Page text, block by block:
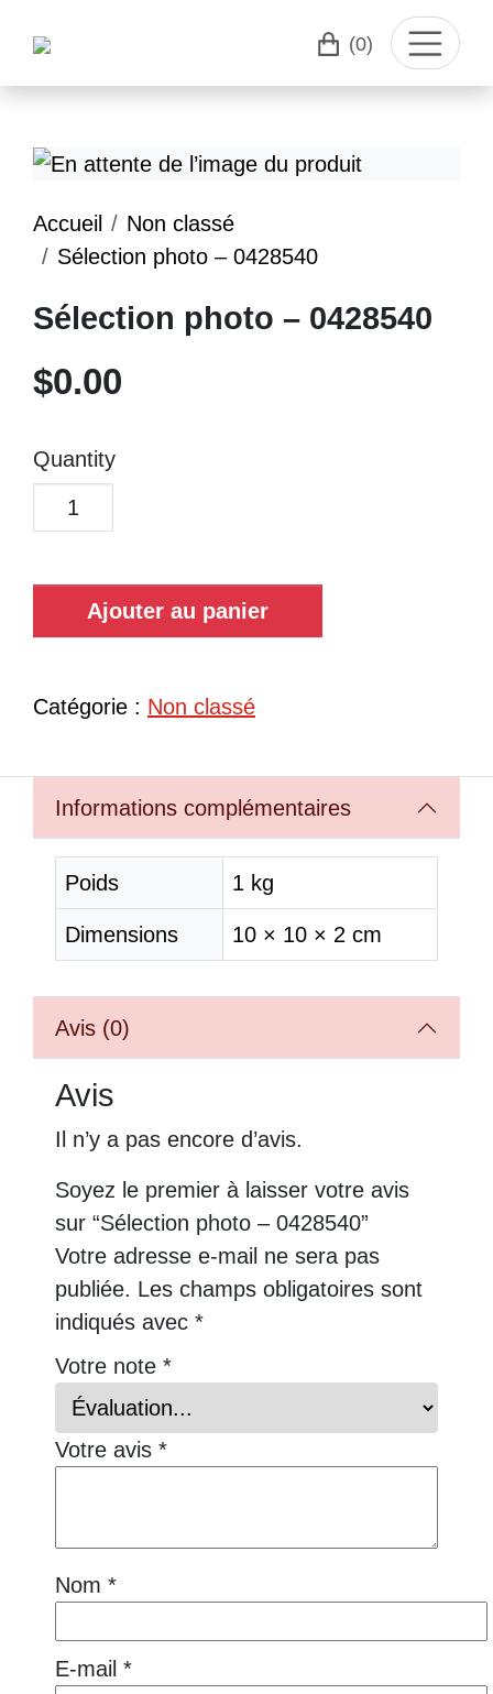
(0)
Accueil
Non classé
Sélection photo – 0428540
Sélection photo – 0428540
$0.00
Quantity
Ajouter au panier
Catégorie : Non classé
Informations complémentaires
Poids 1 kg
Dimensions 10 × 10 × 2 cm
Avis (0)
Avis
Il n’y a pas encore d’avis.
Soyez le premier à laisser votre avis
sur “Sélection photo – 0428540”
Votre adresse e-mail ne sera pas
publiée. Les champs obligatoires sont
indiqués avec *
Votre note *
Votre avis *
Nom *
E-mail *